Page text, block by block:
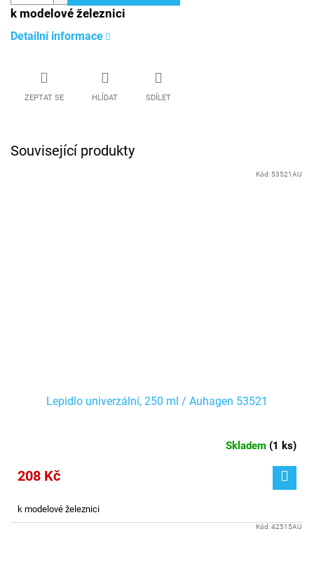
k modelové železnici
Detailní informace
ZEPTAT SE HLÍDAT SDÍLET
Související produkty
Lepidlo univerzální, 250 ml / Auhagen 53521
Skladem (1 ks)
208 Kč
k modelové železnici
Kód: 53521AU
Kód:42515AU